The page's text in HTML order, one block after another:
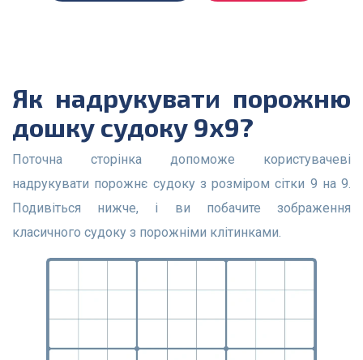
Як надрукувати порожню
дошку судоку 9х9?
Поточна сторінка допоможе користувачеві
надрукувати порожнє судоку з розміром сітки 9 на 9.
Подивіться нижче, і ви побачите зображення
класичного судоку з порожніми клітинками.